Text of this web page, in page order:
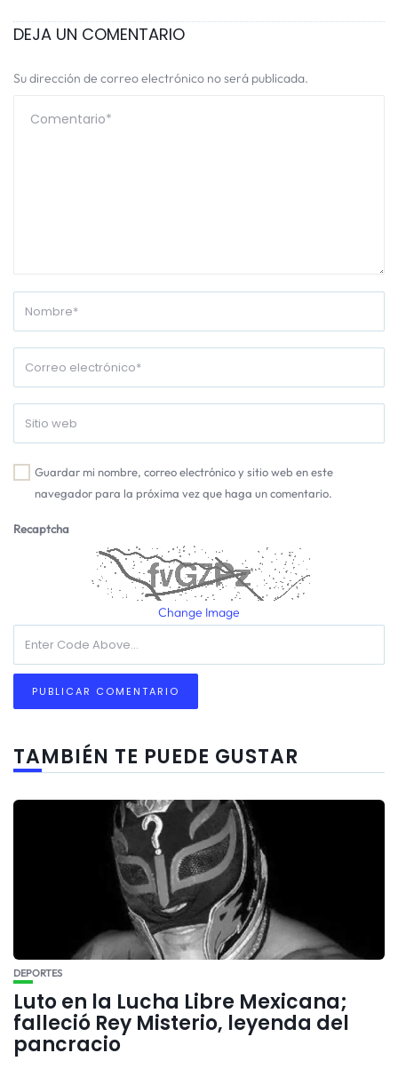
DEJA UN COMENTARIO
Su dirección de correo electrónico no será publicada.
Guardar mi nombre, correo electrónico y sitio web en este
navegador para la próxima vez que haga un comentario.
Recaptcha
Change Image
TAMBIÉN TE PUEDE GUSTAR
DEPORTES
Luto en la Lucha Libre Mexicana;
falleció Rey Misterio, leyenda del
pancracio